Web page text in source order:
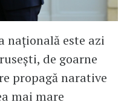
națională este azi
de goarne
propagă narative
mai mare